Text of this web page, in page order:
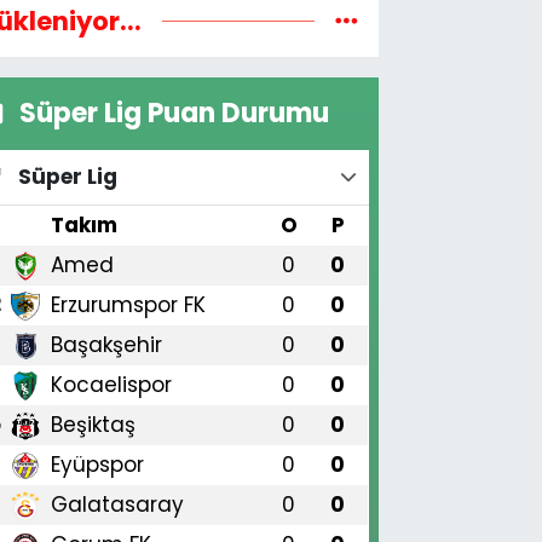
Süper Lig Puan Durumu
Süper Lig
Takım O P
Amed 0 0
Erzurumspor FK 0 0
Başakşehir 0 0
Kocaelispor 0 0
Beşiktaş 0 0
Eyüpspor 0 0
Galatasaray 0 0